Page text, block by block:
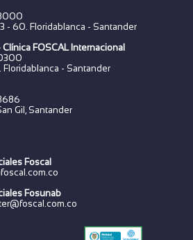
- 60. Floridablanca - Santander
FOSCAL Internacional
- Santander
Gil, Santander
Foscal
Fosunab